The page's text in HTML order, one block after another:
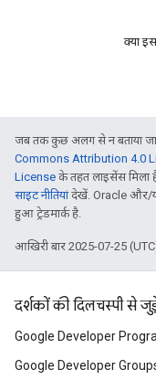
क्या
जब तक कुछ अलग से न बताया
Commons Attribution 4.0
License के तहत लाइसेंस मिला
साइट नीतियांदेखें. Oracle और/
हुआ ट्रेडमार्क है.
आखिरी बार 2025-07-25
दर्शकों की दिलचस्पी से
Google Developer
Google Developer